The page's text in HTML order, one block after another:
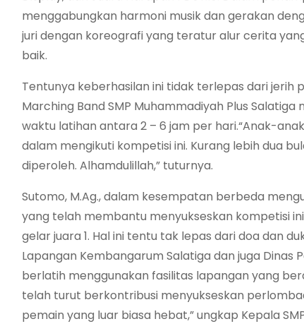
menggabungkan harmoni musik dan gerakan
juri dengan koreografi yang teratur alur cerita
baik.
Tentunya keberhasilan ini tidak terlepas dari jerih
Marching Band SMP Muhammadiyah Plus
waktu latihan antara 2 – 6 jam per hari.“Anak-
dalam mengikuti kompetisi ini. Kurang lebih dua
diperoleh. Alhamdulillah,” tuturnya.
Sutomo, M.Ag., dalam kesempatan berbeda
yang telah membantu menyukseskan kompetisi
gelar juara 1. Hal ini tentu tak lepas dari doa dan
Lapangan Kembangarum Salatiga dan juga
berlatih menggunakan fasilitas lapangan yang
telah turut berkontribusi menyukseskan
pemain yang luar biasa hebat,” ungkap Kepala